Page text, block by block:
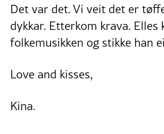
Det var det. Vi veit det er
dykkar. Etterkom krava. Elles
folkemusikken og stikke han
Love and kisses,
Kina.